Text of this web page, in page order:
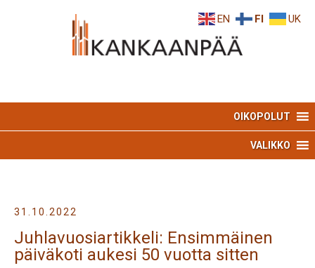
OIKOPOLUT
VALIKKO
31.10.2022
Juhlavuosiartikkeli: Ensimmäinen
päiväkoti aukesi 50 vuotta sitten
EN FI UK